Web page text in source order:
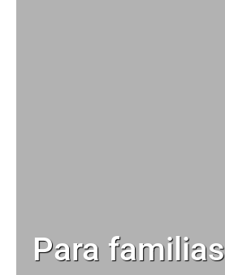
Para familias